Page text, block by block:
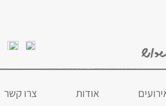
אודות צרו קשר